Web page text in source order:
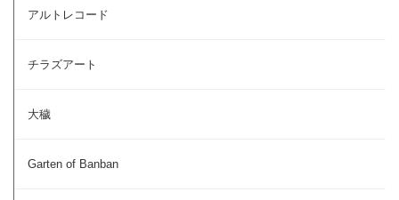
アルトレコード
チラズアート
大穢
Garten of Banban